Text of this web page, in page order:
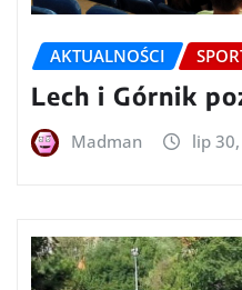
AKTUALNOŚCI
Lech i Górnik
Madman lip